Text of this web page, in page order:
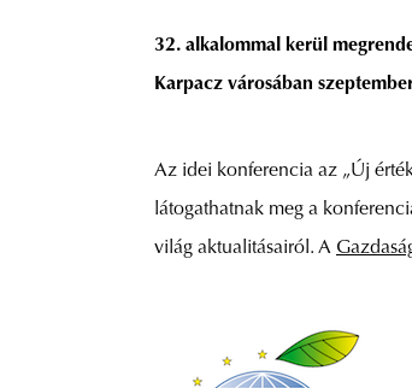
32. alkalommal kerül
Karpacz városában
Az idei konferencia az „Új
látogathatnak meg a
világ aktualitásairól. A